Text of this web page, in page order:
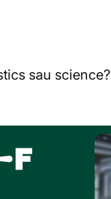
sau science?